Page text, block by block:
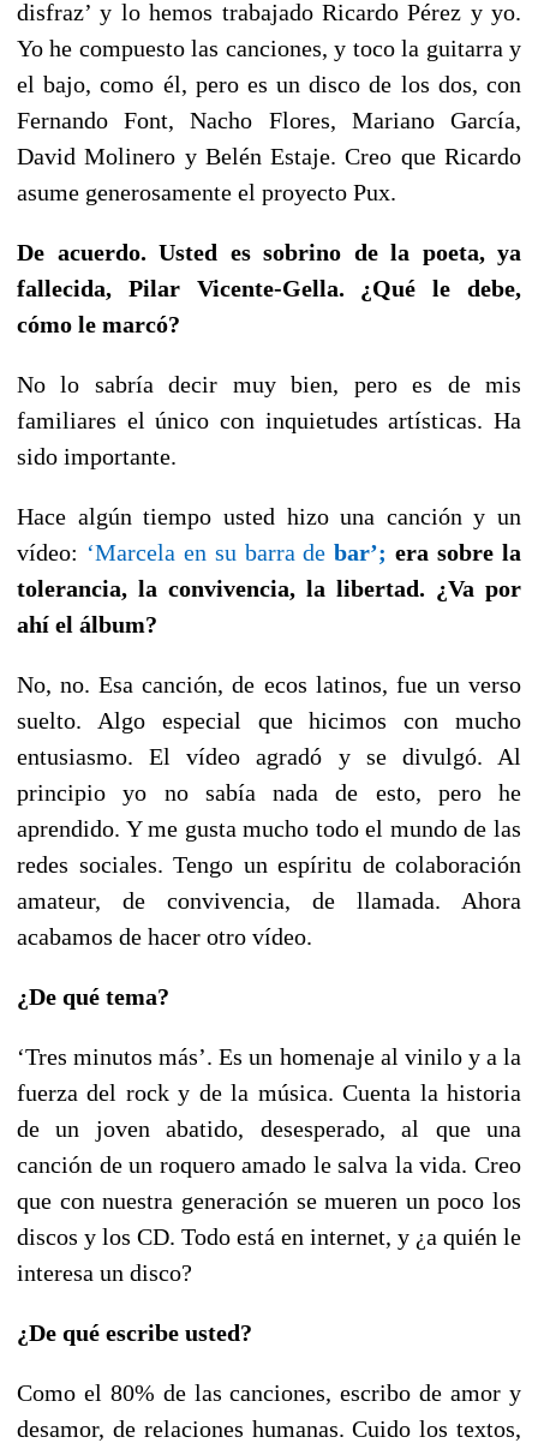
disfraz’ y lo hemos trabajado Ricardo Pérez y yo.
Yo he compuesto las canciones, y toco la guitarra y
el bajo, como él, pero es un disco de los dos, con
Fernando Font, Nacho Flores, Mariano García,
David Molinero y Belén Estaje. Creo que Ricardo
asume generosamente el proyecto Pux.
De acuerdo. Usted es sobrino de la poeta, ya
fallecida, Pilar Vicente-Gella. ¿Qué le debe,
cómo le marcó?
No lo sabría decir muy bien, pero es de mis
familiares el único con inquietudes artísticas. Ha
sido importante.
Hace algún tiempo usted hizo una canción y un
vídeo: ‘Marcela en su barra debar’; era sobre la
tolerancia, la convivencia, la libertad. ¿Va por
ahí el álbum?
No, no. Esa canción, de ecos latinos, fue un verso
suelto. Algo especial que hicimos con mucho
entusiasmo. El vídeo agradó y se divulgó. Al
principio yo no sabía nada de esto, pero he
aprendido. Y me gusta mucho todo el mundo de las
redes sociales. Tengo un espíritu de colaboración
amateur, de convivencia, de llamada. Ahora
acabamos de hacer otro vídeo.
¿De qué tema?
‘Tres minutos más’. Es un homenaje al vinilo y a la
fuerza del rock y de la música. Cuenta la historia
de un joven abatido, desesperado, al que una
canción de un roquero amado le salva la vida. Creo
que con nuestra generación se mueren un poco los
discos y los CD. Todo está en internet, y ¿a quién le
interesa un disco?
¿De qué escribe usted?
Como el 80% de las canciones, escribo de amor y
desamor, de relaciones humanas. Cuido los textos,